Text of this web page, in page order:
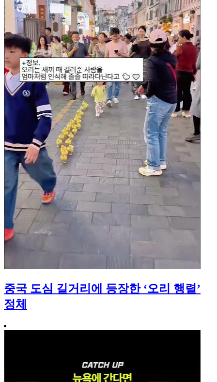
중국 도심 길거리에 등장한 ‘오리 행렬’
정체